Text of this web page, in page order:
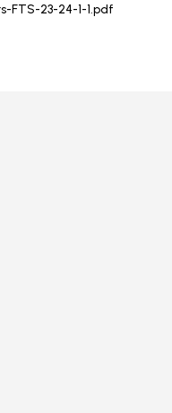
FTS-23-24-1-1.pdf